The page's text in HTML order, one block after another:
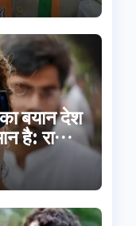
बयान देश
है: राकेश